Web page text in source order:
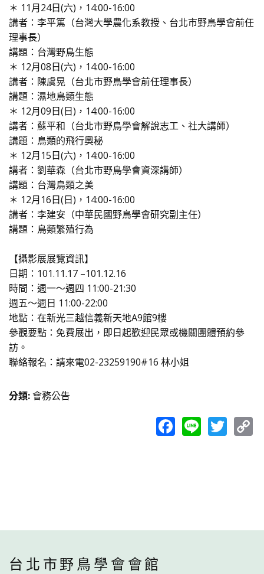
＊ 11月24日(六)，14:00-16:00
講者：李平篤（台灣大學農化系教授、台北市野鳥學會前任
理事長）
講題：台灣野鳥生態
＊ 12月08日(六)，14:00-16:00
講者：陳虞晃（台北市野鳥學會前任理事長）
講題：濕地鳥類生態
＊ 12月09日(日)，14:00-16:00
講者：蘇平和（台北市野鳥學會解說志工、社大講師）
講題：鳥類的飛行奧秘
＊ 12月15日(六)，14:00-16:00
講者：劉華森（台北市野鳥學會資深講師）
講題：台灣鳥類之美
＊ 12月16日(日)，14:00-16:00
講者：李建安（中華民國野鳥學會研究副主任）
講題：鳥類繁殖行為
【攝影展展覽資訊】
日期：101.11.17 –101.12.16
時間：週一～週四 11:00-21:30
週五～週日 11:00-22:00
地點：在新光三越信義新天地A9館9樓
參觀要點：免費展出，即日起歡迎民眾或機關團體預約參
訪。
聯絡報名：請來電02-23259190#16 林小姐
分類:會務公告
Facebook
Line
台北市野鳥學會會館